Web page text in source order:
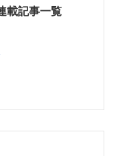
載記事一覧